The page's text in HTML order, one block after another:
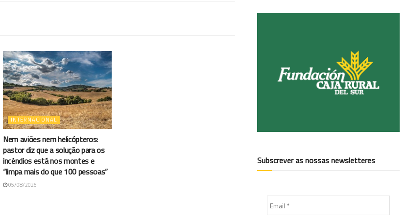
INTERNACIONAL
Nem aviões nem helicópteros:
pastor diz que a solução para os
incêndios está nos montes e
“limpa mais do que 100 pessoas”
05/08/2026
Subscrever as nossas newsletteres